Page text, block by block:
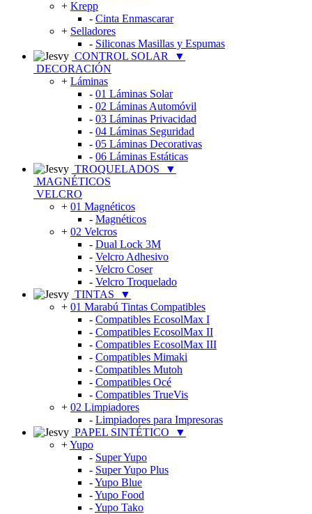
+ Krepp
- Cinta Enmascarar
+ Selladores
- Siliconas Masillas y Espumas
CONTROL SOLAR
▼
DECORACIÓN
+ Láminas
- 01 Láminas Solar
- 02 Láminas Automóvil
- 03 Láminas Privacidad
- 04 Láminas Seguridad
- 05 Láminas Decorativas
- 06 Láminas Estáticas
TROQUELADOS
▼
MAGNÉTICOS
VELCRO
+ 01 Magnéticos
- Magnéticos
+ 02 Velcros
- Dual Lock 3M
- Velcro Adhesivo
- Velcro Coser
- Velcro Troquelado
TINTAS
▼
+ 01 Marabú Tintas Compatibles
- Compatibles EcosolMax I
- Compatibles EcosolMax II
- Compatibles EcosolMax III
- Compatibles Mimaki
- Compatibles Mutoh
- Compatibles Océ
- Compatibles TrueVis
+ 02 Limpiadores
- Limpiadores para Impresoras
PAPEL SINTÉTICO
▼
+Yupo
- Super Yupo
- Super Yupo Plus
-Yupo Blue
-Yupo Food
-Yupo Tako